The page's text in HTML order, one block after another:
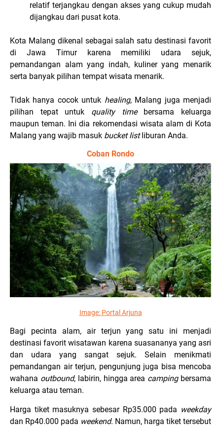
relatif terjangkau dengan akses yang cukup mudah
dijangkau dari pusat kota.
Kota Malang dikenal sebagai salah satu destinasi favorit
di Jawa Timur karena memiliki udara sejuk,
pemandangan alam yang indah, kuliner yang menarik
serta banyak pilihan tempat wisata menarik.
Tidak hanya cocok untuk healing, Malang juga menjadi
pilihan tepat untuk quality time bersama keluarga
maupun teman. Ini dia rekomendasi wisata alam di Kota
Malang yang wajib masuk bucket listliburan Anda.
Coban Rondo
Image: Portal Arjuna
Bagi pecinta alam, air terjun yang satu ini menjadi
destinasi favorit wisatawan karena suasananya yang asri
dan udara yang sangat sejuk. Selain menikmati
pemandangan air terjun, pengunjung juga bisa mencoba
wahana outbound, labirin, hingga area campingbersama
keluarga atau teman.
Harga tiket masuknya sebesar Rp35.000 pada weekday
dan Rp40.000 pada weekend. Namun, harga tiket tersebut